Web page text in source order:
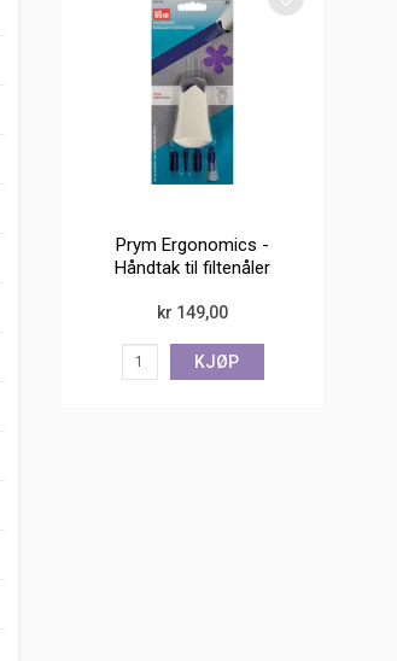
Prym Ergonomics -
Håndtak til filtenåler
kr 149,00
KJØP